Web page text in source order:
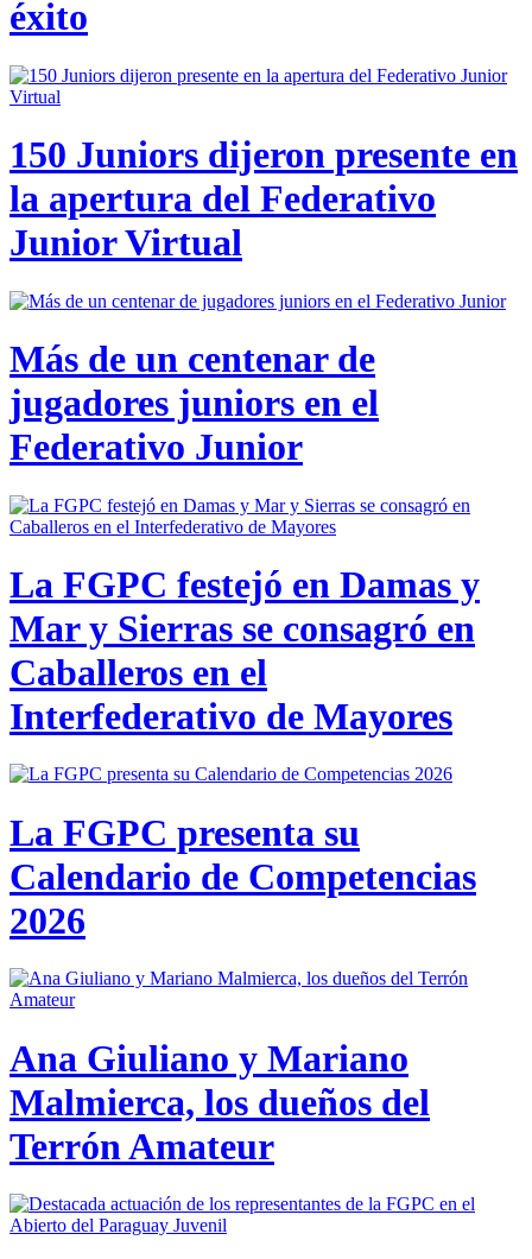
éxito
150 Juniors dijeron presente en
la apertura del Federativo
Junior Virtual
Más de un centenar de
jugadores juniors en el
Federativo Junior
La FGPC festejó en Damas y
Mar y Sierras se consagró en
Caballeros en el
Interfederativo de Mayores
La FGPC presenta su
Calendario de Competencias
2026
Ana Giuliano y Mariano
Malmierca, los dueños del
Terrón Amateur